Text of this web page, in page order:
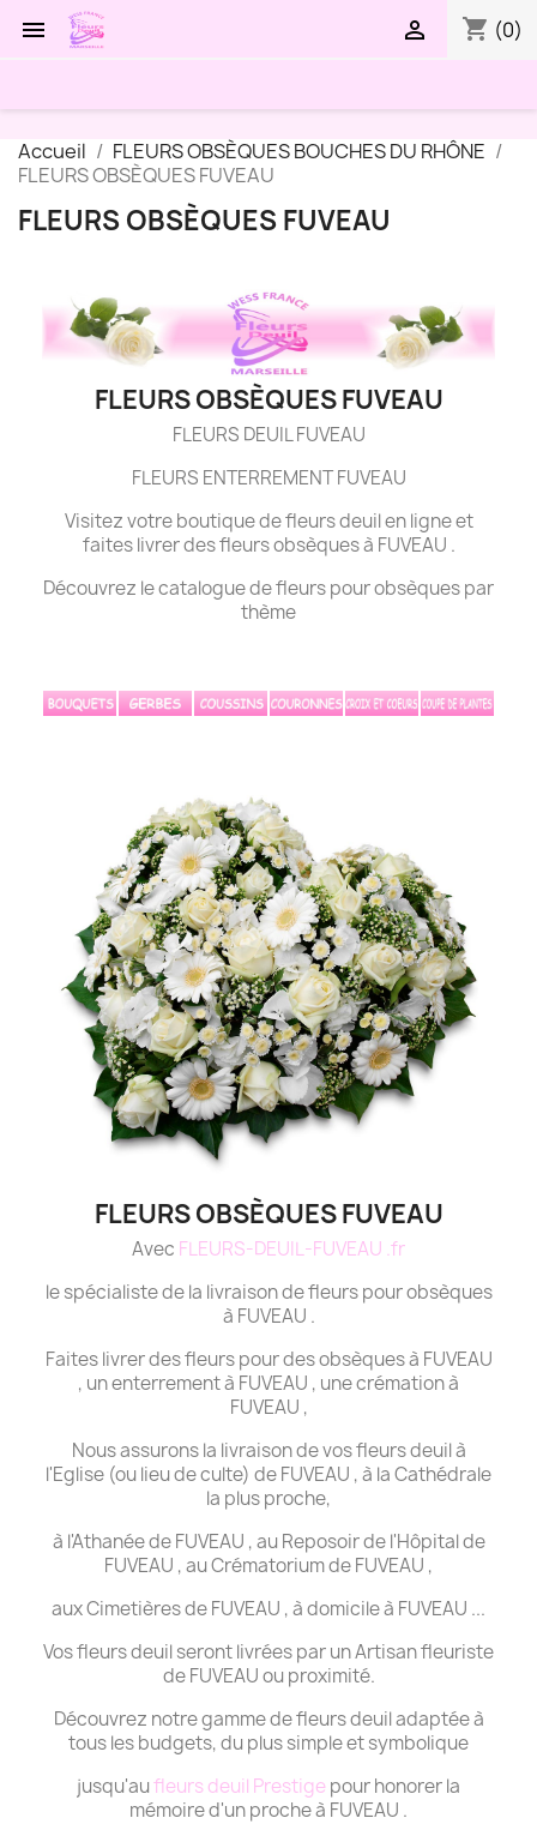
 shopping_cart (0)

Accueil
FLEURS OBSÈQUES BOUCHES DU RHÔNE
FLEURS OBSÈQUES FUVEAU
FLEURS OBSÈQUES FUVEAU
FLEURS OBSÈQUES FUVEAU
FLEURS DEUIL FUVEAU
FLEURS ENTERREMENT FUVEAU
Visitez votre boutique de fleurs deuil en ligne et
faites livrer des fleurs obsèques à FUVEAU .
Découvrez le catalogue de fleurs pour obsèques par
thème
FLEURS OBSÈQUES FUVEAU
Avec FLEURS-DEUIL-FUVEAU .fr
le spécialiste de la livraison de fleurs pour obsèques
à FUVEAU .
Faites livrer des fleurs pour des obsèques à FUVEAU
, un enterrement à FUVEAU , une crémation à
FUVEAU ,
Nous assurons la livraison de vos fleurs deuil à
l'Eglise (ou lieu de culte) de FUVEAU , à la Cathédrale
la plus proche,
à l'Athanée de FUVEAU , au Reposoir de l'Hôpital de
FUVEAU , au Crématorium de FUVEAU ,
aux Cimetières de FUVEAU , à domicile à FUVEAU ...
Vos fleurs deuil seront livrées par un Artisan fleuriste
de FUVEAU ou proximité.
Découvrez notre gamme de fleurs deuil adaptée à
tous les budgets, du plus simple et symbolique
jusqu'aufleurs deuil Prestigepour honorer la
mémoire d'un proche à FUVEAU .